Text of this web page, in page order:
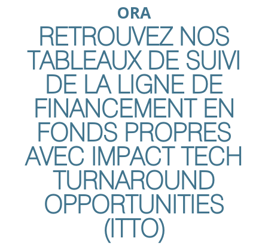
ORA
RETROUVEZ NOS
TABLEAUX DE SUIVI
DE LA LIGNE DE
FINANCEMENT EN
FONDS PROPRES
AVEC IMPACT TECH
TURNAROUND
OPPORTUNITIES
(ITTO)